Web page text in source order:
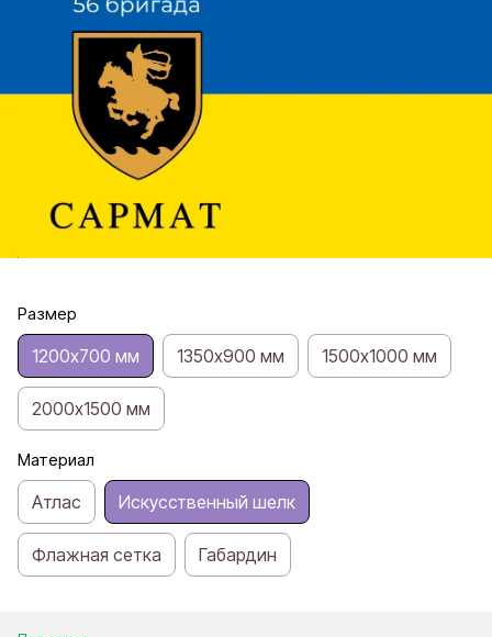
Размер
1200х700 мм 1350х900 мм 1500х1000 мм
2000х1500 мм
Материал
Атлас Искусственный шелк
Флажная сетка Габардин